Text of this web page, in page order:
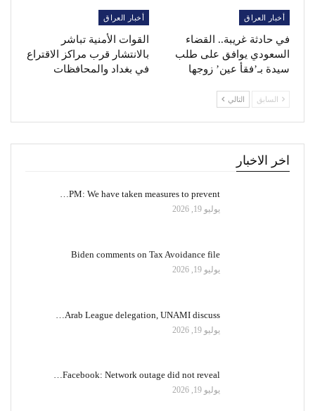
أخبار العراق
في حادثة غريبة.. القضاء
السعودي يوافق على طلب
سيدة بـ’فقأ عين’ زوجها
أخبار العراق
القوات الأمنية تباشر
بالانتشار قرب مراكز الاقتراع
في بغداد والمحافظات
السابق التالي
اخر الاخبار
PM: We have taken measures to prevent…
يوليو 19, 2026
Biden comments on Tax Avoidance file
يوليو 19, 2026
Arab League delegation, UNAMI discuss…
يوليو 19, 2026
Facebook: Network outage did not reveal…
يوليو 19, 2026